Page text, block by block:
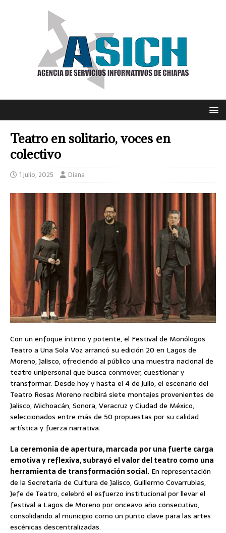
Teatro en solitario, voces en
colectivo
1 julio, 2025 Diana
Con un enfoque íntimo y potente, el Festival de Monólogos
Teatro a Una Sola Voz arrancó su edición 20 en Lagos de
Moreno, Jalisco, ofreciendo al público una muestra nacional de
teatro unipersonal que busca conmover, cuestionar y
transformar. Desde hoy y hasta el 4 de julio, el escenario del
Teatro Rosas Moreno recibirá siete montajes provenientes de
Jalisco, Michoacán, Sonora, Veracruz y Ciudad de México,
seleccionados entre más de 50 propuestas por su calidad
artística y fuerza narrativa.
La ceremonia de apertura, marcada por una fuerte carga
emotiva y reflexiva, subrayó el valor del teatro como una
herramienta de transformación social. En representación
de la Secretaría de Cultura de Jalisco, Guillermo Covarrubias,
Jefe de Teatro, celebró el esfuerzo institucional por llevar el
festival a Lagos de Moreno por onceavo año consecutivo,
consolidando al municipio como un punto clave para las artes
escénicas descentralizadas.